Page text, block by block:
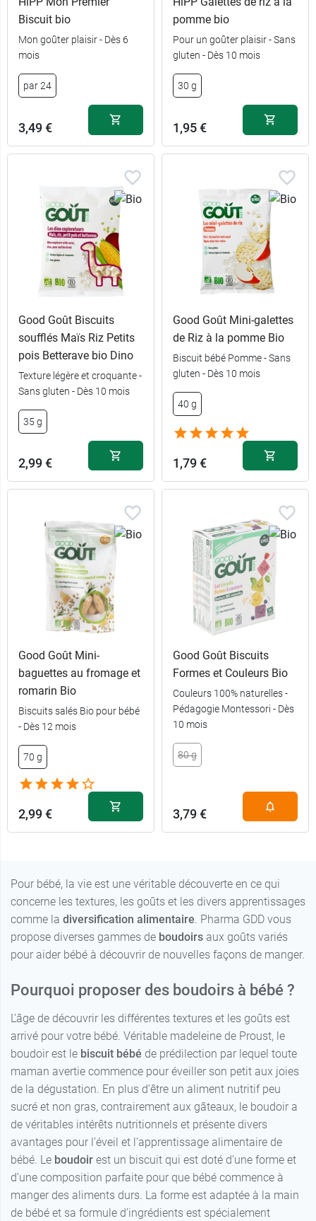
Biscuit bio
Mon goûter plaisir - Dès 6
mois
par 24
3,49 €
pomme bio
Pour un goûter plaisir - Sans
gluten - Dès 10 mois
30 g
1,95 €
Good Goût Biscuits
soufflés Maïs Riz Petits
pois Betterave bio Dino
Texture légère et croquante -
Sans gluten - Dès 10 mois
35 g
2,99 €
Good Goût Mini-galettes
de Riz à la pomme Bio
Biscuit bébé Pomme - Sans
gluten - Dès 10 mois
40 g
1,79 €
Good Goût Mini-
baguettes au fromage et
romarin Bio
Biscuits salés Bio pour bébé
- Dès 12 mois
70 g
2,99 €
Good Goût Biscuits
Formes et Couleurs Bio
Couleurs 100% naturelles -
Pédagogie Montessori - Dès
10 mois
80 g
3,79 €
Pour bébé, la vie est une véritable découverte en ce qui
concerne les textures, les goûts et les divers apprentissages
comme la diversification alimentaire. Pharma GDD vous
propose diverses gammes de boudoirs aux goûts variés
pour aider bébé à découvrir de nouvelles façons de manger.
Pourquoi proposer des boudoirs à bébé ?
L’âge de découvrir les différentes textures et les goûts est
arrivé pour votre bébé. Véritable madeleine de Proust, le
boudoir est le biscuit bébé de prédilection par lequel toute
maman avertie commence pour éveiller son petit aux joies
de la dégustation. En plus d’être un aliment nutritif peu
sucré et non gras, contrairement aux gâteaux, le boudoir a
de véritables intérêts nutritionnels et présente divers
avantages pour l’éveil et l’apprentissage alimentaire de
bébé. Le boudoir est un biscuit qui est doté d’une forme et
d’une composition parfaite pour que bébé commence à
manger des aliments durs. La forme est adaptée à la main
de bébé et sa formule d’ingrédients est spécialement